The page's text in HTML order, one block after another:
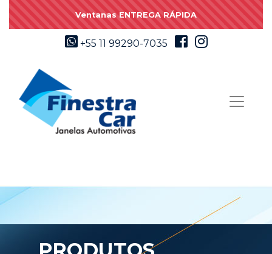
Ventanas ENTREGA RÁPIDA
+55 11 99290-7035